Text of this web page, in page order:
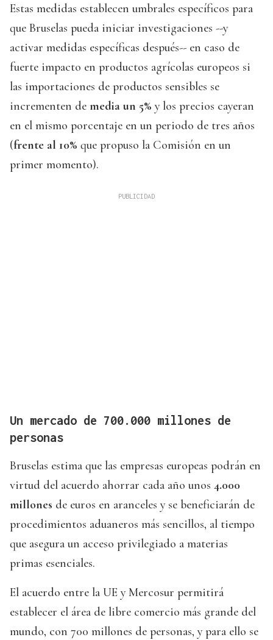
Estas medidas establecen umbrales específicos para
que Bruselas pueda iniciar investigaciones --y
activar medidas específicas después-- en caso de
fuerte impacto en productos agrícolas europeos si
las importaciones de productos sensibles se
incrementen de media un 5% y los precios cayeran
en el mismo porcentaje en un periodo de tres años
(frente al 10% que propuso la Comisión en un
primer momento).
Un mercado de 700.000 millones de
personas
Bruselas estima que las empresas europeas podrán en
virtud del acuerdo ahorrar cada año unos 4.000
millones de euros en aranceles y se beneficiarán de
procedimientos aduaneros más sencillos, al tiempo
que asegura un acceso privilegiado a materias
primas esenciales.
El acuerdo entre la UE y Mercosur permitirá
establecer el área de libre comercio más grande del
mundo, con 700 millones de personas, y para ello se